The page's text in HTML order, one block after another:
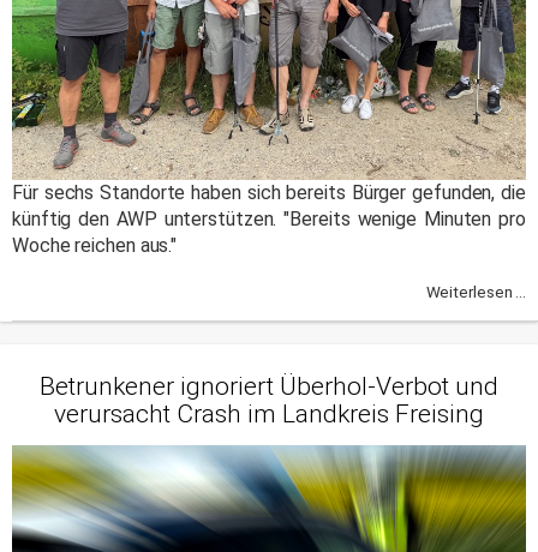
Für sechs Standorte haben sich bereits Bürger gefunden, die
künftig den AWP unterstützen. "Bereits wenige Minuten pro
Woche reichen aus."
Weiterlesen ...
Betrunkener ignoriert Überhol-Verbot und
verursacht Crash im Landkreis Freising